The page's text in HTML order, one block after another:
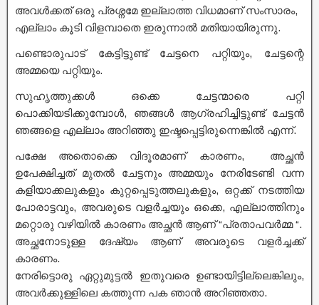
അവൾക്കത് ഒരു പ്രശ്നമേ ഇല്ലാത്ത വിധമാണ് സംസാരം,
എല്ലാം കൂടി വിളമ്പാതെ ഇരുന്നാൽ മതിയായിരുന്നു.
പണ്ടൊരുപാട് കേട്ടിട്ടുണ്ട് ചേട്ടനെ പറ്റിയും, ചേട്ടന്റെ
അമ്മയെ പറ്റിയും.
സുഹൃത്തുക്കൾ ഒക്കെ ചേട്ടന്മാരെ പറ്റി
പൊക്കിയടിക്കുമ്പോൾ, ഞങ്ങൾ ആഗ്രഹിച്ചിട്ടുണ്ട് ചേട്ടൻ
ഞങ്ങളെ എല്ലാം അറിഞ്ഞു ഇഷ്ടപ്പെട്ടിരുന്നെങ്കിൽ എന്ന്.
പക്ഷേ അതൊക്കെ വിദൂരമാണ് കാരണം, അച്ഛൻ
ഉപേക്ഷിച്ചത് മുതൽ ചേട്ടനും അമ്മയും നേരിടേണ്ടി വന്ന
കളിയാക്കലുകളും കുറ്റപ്പെടുത്തലുകളും, ഒറ്റക്ക് നടത്തിയ
പോരാട്ടവും, അവരുടെ വളർച്ചയും ഒക്കെ, എല്ലാത്തിനും
മറ്റൊരു വഴിയിൽ കാരണം അച്ഛൻ ആണ് “പ്രതാപവർമ്മ “.
അച്ഛനോടുള്ള ദേഷ്യം ആണ് അവരുടെ വളർച്ചക്ക്
കാരണം.
നേരിട്ടൊരു ഏറ്റുമുട്ടൽ ഇതുവരെ ഉണ്ടായിട്ടില്ലെങ്കിലും,
അവർക്കുള്ളിലെ കത്തുന്ന പക ഞാൻ അറിഞ്ഞതാ.